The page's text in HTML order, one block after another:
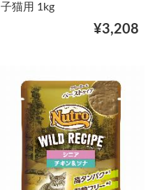
子猫用 1kg
¥3,208